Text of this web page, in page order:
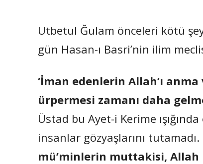
Utbetul Ğulam önceleri kötü
gün Hasan-ı Basri’nin ilim
‘İman edenlerin Allah’ı
ürpermesi zamanı daha
Üstad bu Ayet-i Kerime
insanlar gözyaşlarını
mü’minlerin muttakisi,